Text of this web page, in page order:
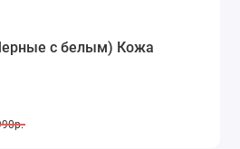
с белым) Кожа